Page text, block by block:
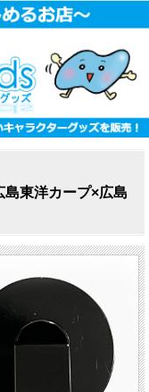
東洋カープ×広島